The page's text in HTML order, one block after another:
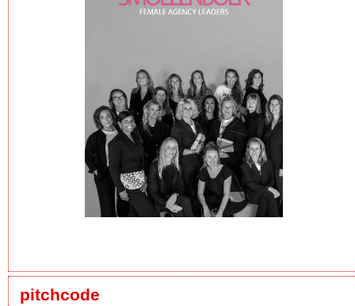
pitchcode